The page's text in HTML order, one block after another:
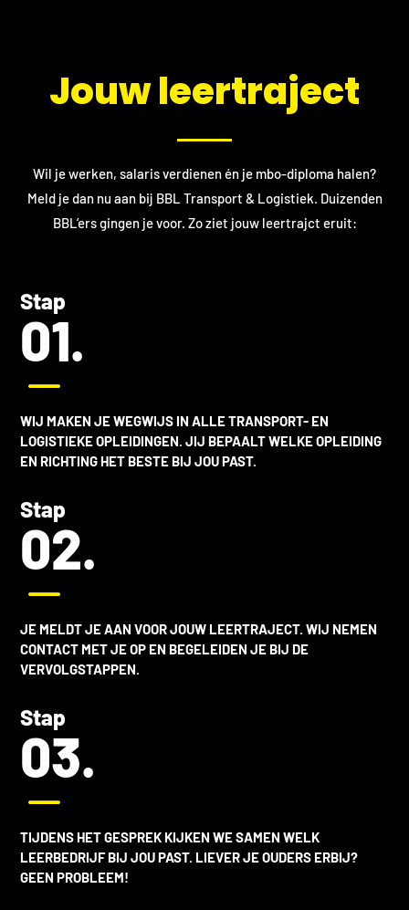
​Jouw leertraject
Wil je werken, salaris verdienen én je mbo-diploma halen?
Meld je dan nu aan bij BBL Transport & Logistiek. Duizenden
BBL’ers gingen je voor. Zo ziet jouw leertrajct eruit:
Stap
01.
K
WIJ MAKEN JE WEGWIJS IN ALLETRANSPORT- EN
LOGISTIEKE OPLEIDINGEN. JIJ BEPAALT WELKE OPLEIDING
EN RICHTING HET BESTE BIJ JOU PAST.
Stap
02.
K
JE MELDT JE AAN VOOR JOUW LEERTRAJECT. WIJ NEMEN
CONTACT MET JE OP EN BEGELEIDEN JE BIJ DE
VERVOLGSTAPPEN.
Stap
03.
K
TIJDENS HET GESPREK KIJKEN WE SAMEN WELK
LEERBEDRIJF BIJ JOU PAST. LIEVER JE OUDERS ERBIJ?
GEEN PROBLEEM!